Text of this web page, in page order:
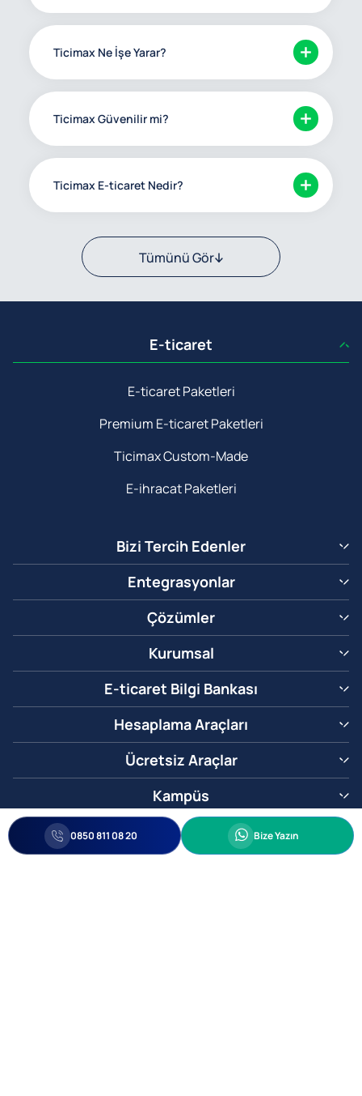
Ticimax Ne İşe Yarar?
Ticimax Güvenilir mi?
Ticimax E-ticaret Nedir?
Tümünü Gör
E-ticaret
E-ticaret Paketleri
Premium E-ticaret Paketleri
Ticimax Custom-Made
E-ihracat Paketleri
Bizi Tercih Edenler
Entegrasyonlar
Çözümler
Kurumsal
E-ticaret Bilgi Bankası
Hesaplama Araçları
Ücretsiz Araçlar
Kampüs
0850 811 08 20 Whatsapp
Bize Yazın
0850 811 08 20